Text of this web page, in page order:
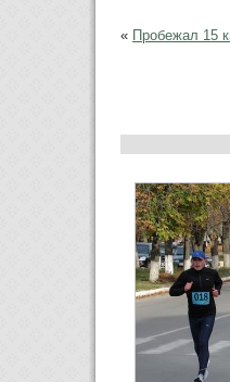
« Пробежал 15